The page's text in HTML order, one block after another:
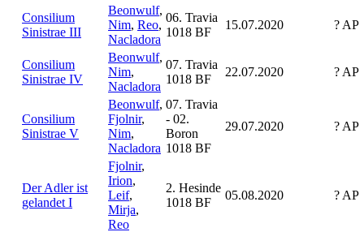
Consilium
Sinistrae III
Beonwulf,
Nim, Reo,
Nacladora
06. Travia
1018 BF
15.07.2020 ? AP
Consilium
Sinistrae IV
Beonwulf,
Nim,
Nacladora
07. Travia
1018 BF
22.07.2020 ? AP
Consilium
Sinistrae V
Beonwulf,
Fjolnir,
Nim,
Nacladora
07. Travia
- 02.
Boron
1018 BF
29.07.2020 ? AP
Der Adler ist
gelandet I
Fjolnir,
Irion,
Leif,
Mirja,
Reo
2. Hesinde
1018 BF
05.08.2020 ? AP